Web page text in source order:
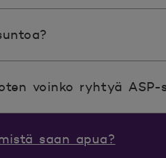
voinko ryhtyä ASP-
saan apua?